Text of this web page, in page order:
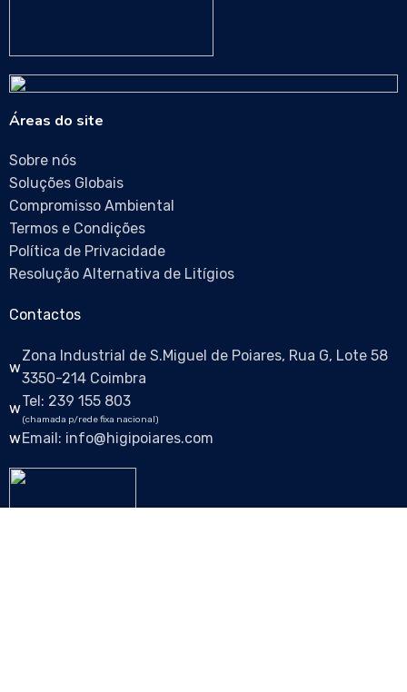
Áreas do site
Sobre nós
Soluções Globais
Compromisso Ambiental
Termos e Condições
Política de Privacidade
Resolução Alternativa de Litígios
Contactos
Zona Industrial de S.Miguel de Poiares, Rua G, Lote 58
3350-214 Coimbra
Tel: 239 155 803
(chamada p/rede fixa nacional)
Email: info@higipoiares.com